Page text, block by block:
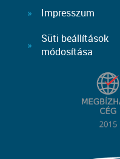
Impresszum
Süti beállítások
módosítása